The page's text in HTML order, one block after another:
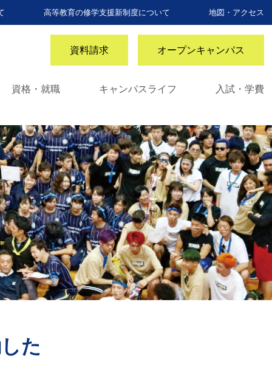
高等教育の修学支援新制度について 地図・アクセス
資料請求 オープンキャンパス
資格・就職 キャンパスライフ 入試・学費
た